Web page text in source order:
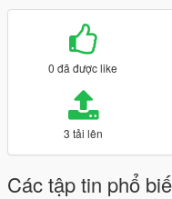
0 đã được like
3 tải lên
Các tập tin phổ